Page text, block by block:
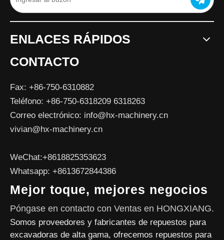
ENLACES RÁPIDOS
CONTACTO
Fax: +86-750-6310882
Teléfono: +86-750-6318209 6318263
Correo electrónico: info@hx-machinery.cn
vivian@hx-machinery.cn
WeChat:+8618825353623
Whatsapp: +8613672844386
Mejor toque, mejores negocios
Póngase en contacto con Ventas en HONGXIANG.
Somos proveedores y fabricantes de repuestos para
excavadoras de alta gama, ofrecemos repuestos para